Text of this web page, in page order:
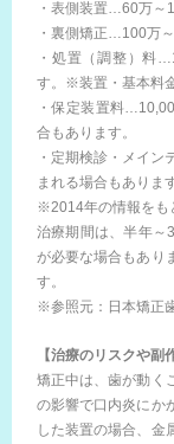
・表側装置…60万～
・裏側矯正…100万
・処置（調整）料
す。※装置・基本料
・保定装置料
合もあります。
・定期検診・メイ
まれる場合もあります
※2014年の情報をも
治療期間は、半年～
が必要な場合もあり
す。
※参照元：日本矯正
【治療のリスクや副
矯正中は、歯が動く
の影響で口内炎にか
した装置の場合、金